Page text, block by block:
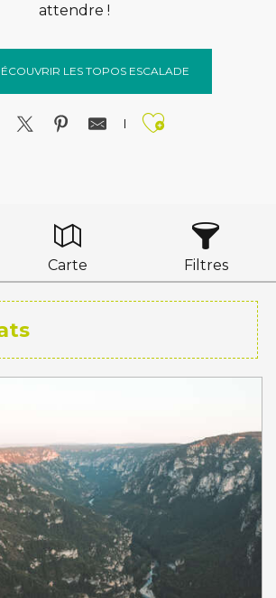
attendre !
LES TOPOS ESCALADE
Ajouter
Carte Filtres